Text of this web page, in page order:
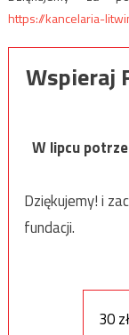
https://kancelaria-
Wspieraj
W lipcu
Dziękujemy! i
fundacji.
30 zł